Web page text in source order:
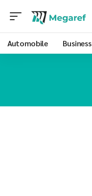
Automobile Business